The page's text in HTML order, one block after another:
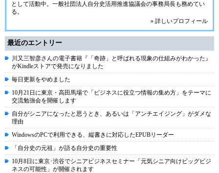
として活動中。 一般社団法人自分史活用推進協議会の事務局長も務めてい
る。
» 詳しいプロフィール
最近のエントリー
川又三智彦さんの電子書籍『「奇跡」と呼ばれる現象の仕組みがわかった』
がKindleストアで発売になりました
毎日更新をやめました
10月21日に東京・高田馬場で「ビジネスに役立つ情報の集め方」をテーマに
交流勉強会を開催します
自分がシニアになったと思うとき、あるいは「アンチエイジング」がダメな
理由
WindowsのPCで利用できる、縦書きに対応したEPUBリーダー
「自分史の元祖」が語る自分史の重要性
10月8日に東京･渋谷でシニアビジネスセミナー「元気シニア向けビッグビジ
ネスの可能性」が開催されます